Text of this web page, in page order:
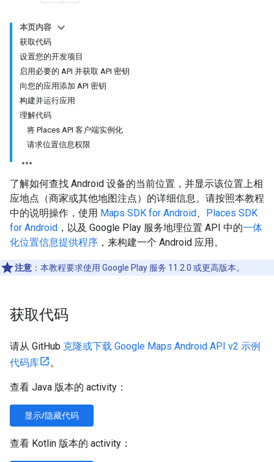
本页内容
获取代码
设置您的开发项目
启用必要的 API 并获取 API 密钥
向您的应用添加 API 密钥
构建并运行应用
理解代码
将 Places API 客户端实例化
请求位置信息权限
了解如何查找 Android 设备的当前位置，并显示该位置上相
应地点（商家或其他地图注点）的详细信息。请按照本教程
中的说明操作，使用 Maps SDK for Android、 Places SDK
for Android ，以及 Google Play 服务地理位置 API 中的一体
化位置信息提供程序 ，来构建一个 Android 应用。
注意 ：本教程要求使用 Google Play 服务 11.2.0 或更高版本。
获取代码
请从 GitHub 克隆或下载 Google Maps Android API v2 示例
代码库
。
查看 Java 版本的 activity：
显示/隐藏代码
查看 Kotlin 版本的 activity：